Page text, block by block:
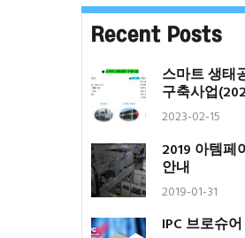
Recent Posts
스마트 생태
구축사업
2023-02-15
2019 아템페
안내
2019-01-31
IPC 브로슈어